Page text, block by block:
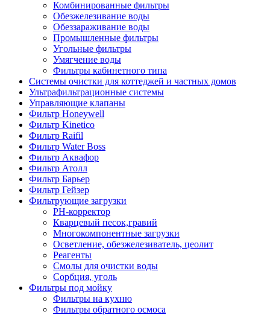
Комбинированные фильтры
Обезжелезивание воды
Обеззараживание воды
Промышленные фильтры
Угольные фильтры
Умягчение воды
Фильтры кабинетного типа
Системы очистки для коттеджей и частных домов
Ультрафильтрационные системы
Управляющие клапаны
Фильтр Honeywell
Фильтр Kinetico
Фильтр Raifil
Фильтр Water Boss
Фильтр Аквафор
Фильтр Атолл
Фильтр Барьер
Фильтр Гейзер
Фильтрующие загрузки
PH-корректор
Кварцевый песок,гравий
Многокомпонентные загрузки
Осветление, обезжелезиватель, цеолит
Реагенты
Смолы для очистки воды
Сорбция, уголь
Фильтры под мойку
Фильтры на кухню
Фильтры обратного осмоса